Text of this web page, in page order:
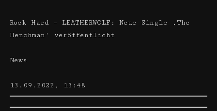
Rock Hard – LEATHERWOLF: Neue Single ‚The
Henchman‘ veröffentlicht
News
13.09.2022, 13:48